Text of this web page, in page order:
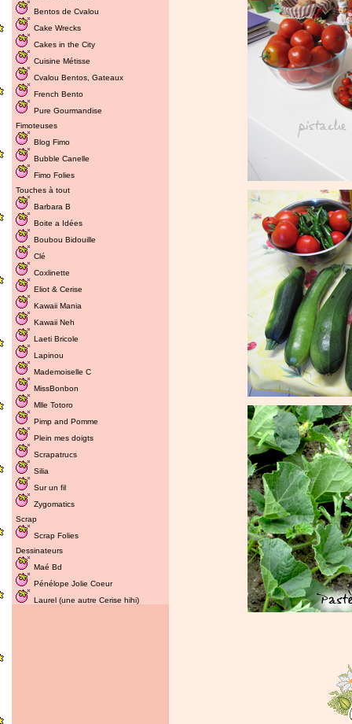
Bentos de Cvalou
Cake Wrecks
Cakes in the City
Cuisine Métisse
Cvalou Bentos Gateaux
French Bento
Pure Gourmandise
Fimoteuses
Blog Fimo
Bubble Canelle
Fimo Folies
Touches à tout
Barbara B
Boite a Idées
Boubou Bidouille
Clé
Coxlinette
Eliot & Cerise
Kawaii Mania
Kawaii Neh
Laeti Bricole
Lapinou
Mademoiselle C
MissBonbon
Mlle Totoro
Pimp and Pomme
Plein mes doigts
Scrapatrucs
Silia
Sur un fil
Zygomatics
Scrap
Scrap Folies
Dessinateurs
Maé Bd
Pénélope Jolie Coeur
Laurel (une autre Cerise hihi)